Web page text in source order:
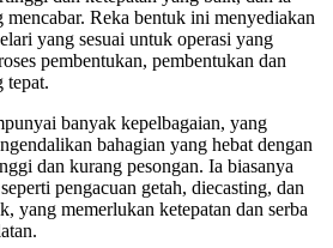
Reka bentuk ini menyediakan
yang sesuai untuk operasi yang
pembentukan, pembentukan dan
tepat.
banyak kepelbagaian, yang
bahagian yang hebat dengan
dan kurang pesongan. Ia biasanya
pengacuan getah, diecasting, dan
yang memerlukan ketepatan dan serba